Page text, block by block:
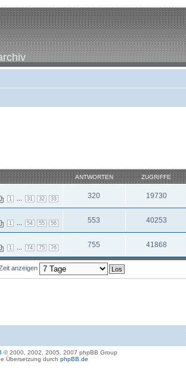
ANTWORTEN ZUGRIFFE
1 31 32 33 320 19730
1 54 55 56 553 40253
1 74 75 76 755 41868
anzeigen
© 2000, 2002, 2005, 2007 phpBB Group
Übersetzung durch phpBB.de